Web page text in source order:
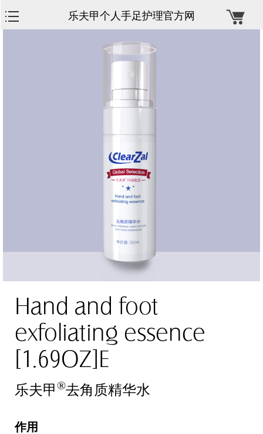
乐夫甲个人手足护理官方网
Hand and foot
exfoliating essence
[1.69OZ]E
乐夫甲®去角质精华水
作用